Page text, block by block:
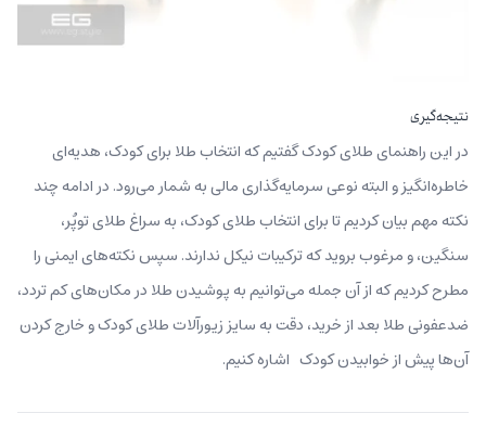
نتیجه‌گیری
در این راهنمای طلای کودک گفتیم که انتخاب طلا برای کودک، هدیه‌ای
خاطره‌انگیز و البته نوعی سرمایه‌گذاری مالی به‌ شمار می‌رود. در ادامه چند
نکته مهم بیان کردیم تا برای انتخاب طلای کودک، به سراغ طلای توپٌر،
سنگین، و مرغوب بروید که ترکیبات نیکل ندارند. سپس نکته‌های ایمنی را
مطرح کردیم که از آن جمله می‌توانیم به پوشیدن طلا در مکان‌های کم‌ تردد،
ضدعفونی طلا بعد از خرید، دقت به سایز زیورآلات طلای کودک و خارج کردن
آن‌ها پیش از خوابیدن کودک اشاره کنیم.